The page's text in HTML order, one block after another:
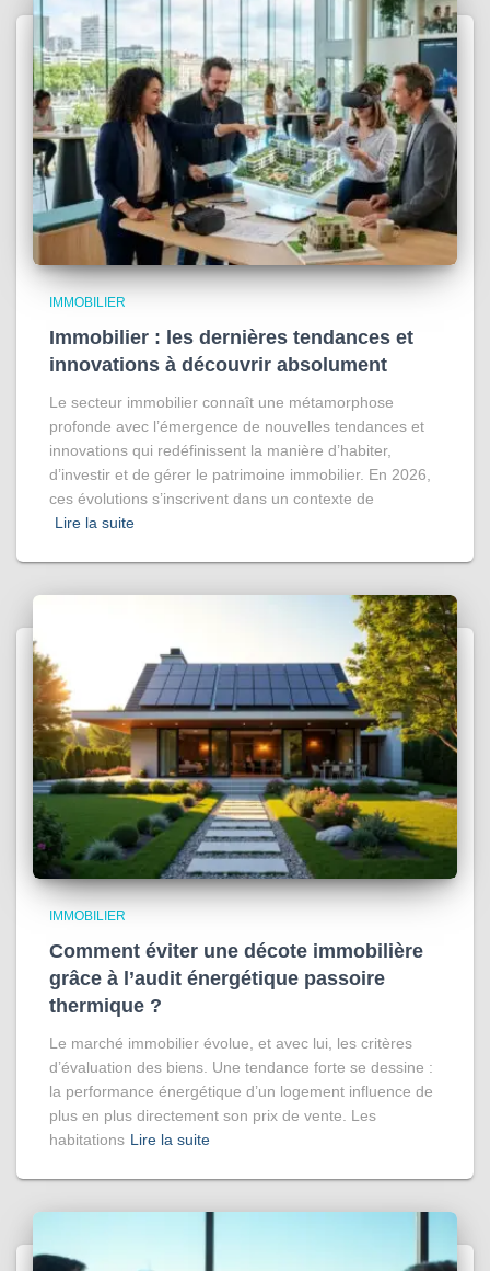
IMMOBILIER
Immobilier : les dernières tendances et
innovations à découvrir absolument
Le secteur immobilier connaît une métamorphose
profonde avec l’émergence de nouvelles tendances et
innovations qui redéfinissent la manière d’habiter,
d’investir et de gérer le patrimoine immobilier. En 2026,
ces évolutions s’inscrivent dans un contexte de
Lire la suite
IMMOBILIER
Comment éviter une décote immobilière
grâce à l’audit énergétique passoire
thermique ?
Le marché immobilier évolue, et avec lui, les critères
d’évaluation des biens. Une tendance forte se dessine :
la performance énergétique d’un logement influence de
plus en plus directement son prix de vente. Les
habitations Lire la suite